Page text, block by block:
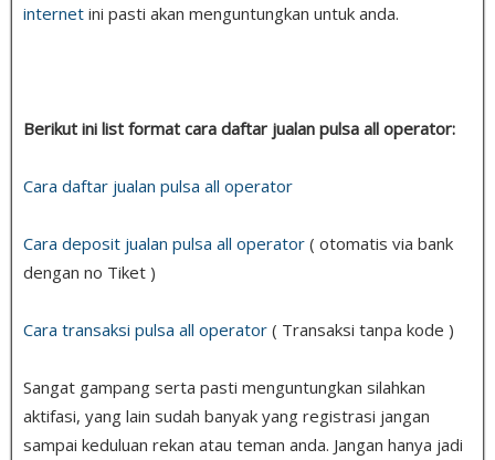
internet ini pasti akan menguntungkan untuk anda.
Berikut ini list format cara daftar jualan pulsa all operator:
Cara daftar jualan pulsa all operator
Cara deposit jualan pulsa all operator ( otomatis via bank
dengan no Tiket )
Cara transaksi pulsa all operator ( Transaksi tanpa kode )
Sangat gampang serta pasti menguntungkan silahkan
aktifasi, yang lain sudah banyak yang registrasi jangan
sampai keduluan rekan atau teman anda. Jangan hanya jadi